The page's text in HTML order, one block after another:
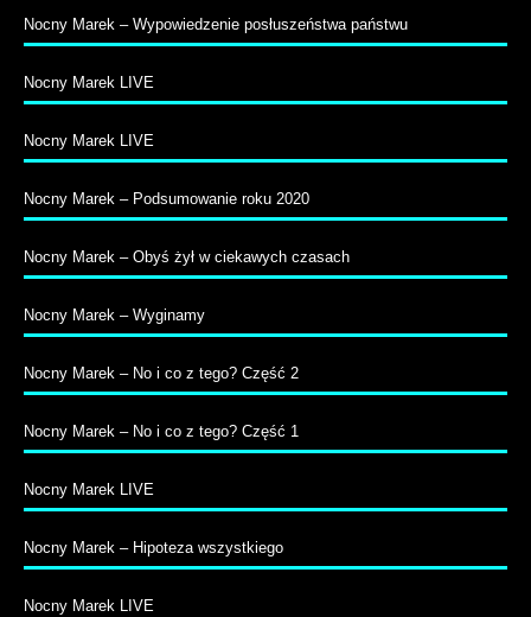
Nocny Marek – Wypowiedzenie posłuszeństwa państwu
Nocny Marek LIVE
Nocny Marek LIVE
Nocny Marek – Podsumowanie roku 2020
Nocny Marek – Obyś żył w ciekawych czasach
Nocny Marek – Wyginamy
Nocny Marek – No i co z tego? Część 2
Nocny Marek – No i co z tego? Część 1
Nocny Marek LIVE
Nocny Marek – Hipoteza wszystkiego
Nocny Marek LIVE